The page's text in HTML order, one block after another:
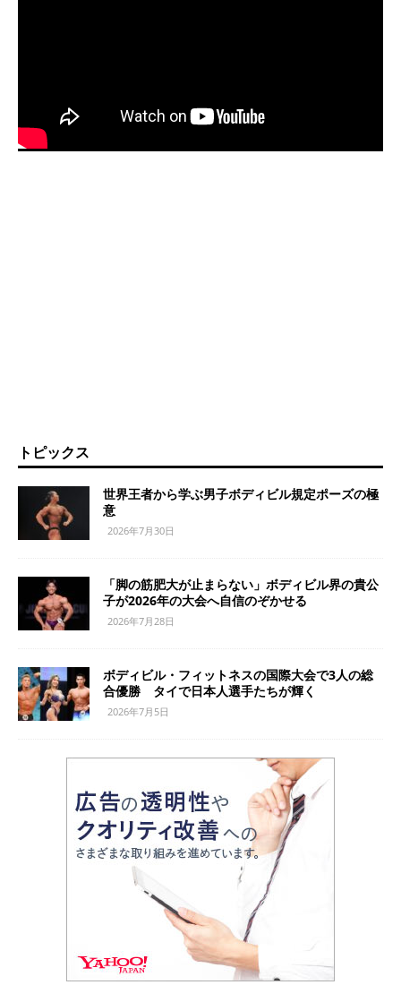
トピックス
世界王者から学ぶ男子ボディビル規定ポーズの極
意
2026年7月30日
「脚の筋肥大が止まらない」ボディビル界の貴公
子が2026年の大会へ自信のぞかせる
2026年7月28日
ボディビル・フィットネスの国際大会で3人の総
合優勝 タイで日本人選手たちが輝く
2026年7月5日